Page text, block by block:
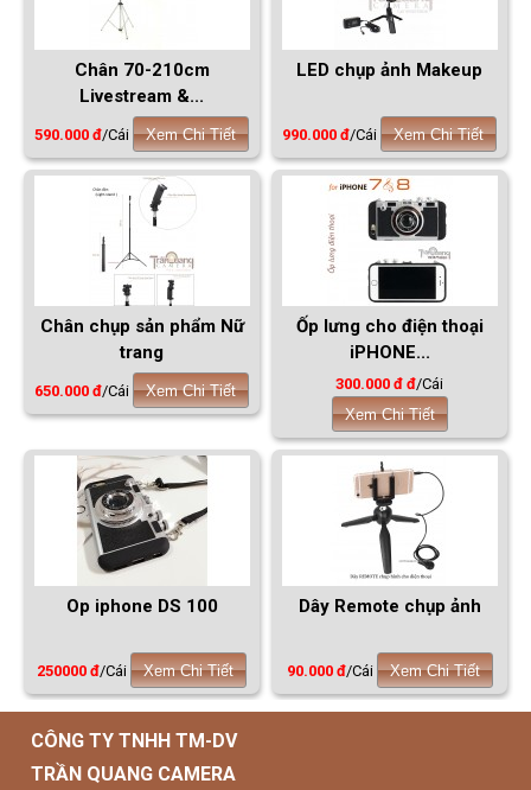
Chân 70-210cm
Livestream &...
590.000 đ/Cái Xem Chi Tiết
LED chụp ảnh Makeup
990.000 đ/Cái Xem Chi Tiết
Chân chụp sản phẩm Nữ
trang
650.000 đ/Cái Xem Chi Tiết
Ốp lưng cho điện thoại
iPHONE...
300.000 đ đ/Cái
Xem Chi Tiết
Op iphone DS 100
250000 đ/Cái Xem Chi Tiết
Dây Remote chụp ảnh
90.000 đ/Cái Xem Chi Tiết
CÔNG TY TNHH TM-DV
TRẦN QUANG CAMERA